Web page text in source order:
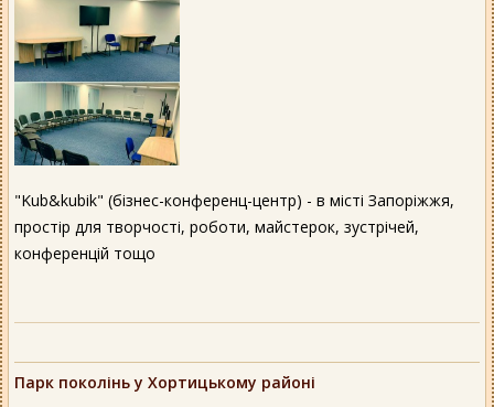
"Kub&kubik" (бізнес-конференц-центр) - в місті Запоріжжя,
простір для творчості, роботи, майстерок, зустрічей,
конференцій тощо
Парк поколінь у Хортицькому районі